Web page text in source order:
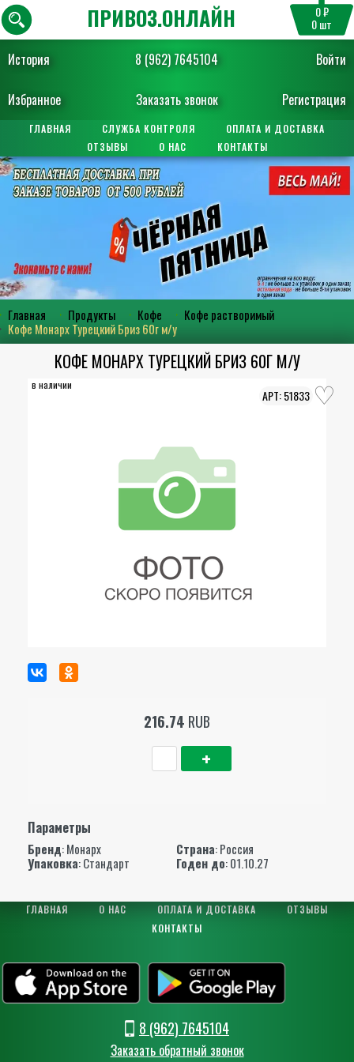
История 8 (962) 7645104 Войти
Избранное Заказать звонок Регистрация
ПРИВОЗ.ОНЛАЙН 0 ₽
0шт
ГЛАВНАЯ СЛУЖБА КОНТРОЛЯ
ОПЛАТА И ДОСТАВКА
ОТЗЫВЫ
О НАС КОНТАКТЫ
Главная Продукты Кофе
Кофе растворимый
Кофе Монарх Турецкий Бриз 60г м/у
КОФЕ МОНАРХ ТУРЕЦКИЙ БРИЗ 60Г М/У
в наличии
51833
216.74 RUB
Параметры
Бренд:Монарх Страна: Россия
Упаковка: Стандарт Годен до: 01.10.27
ГЛАВНАЯ О НАС ОПЛАТА И ДОСТАВКА
ОТЗЫВЫ
КОНТАКТЫ
8 (962) 7645104
Заказать обратный звонок